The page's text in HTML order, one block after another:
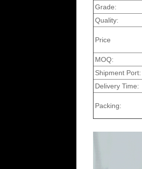
Grade:
Quality:
Price
MOQ:
Shipment Port:
Delivery Time:
Packing: